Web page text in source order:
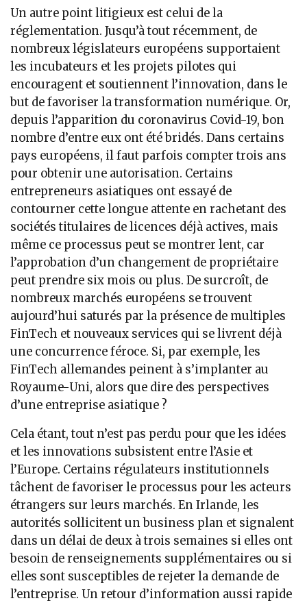
Un autre point litigieux est celui de la
réglementation. Jusqu’à tout récemment, de
nombreux législateurs européens supportaient
les incubateurs et les projets pilotes qui
encouragent et soutiennent l’innovation, dans le
but de favoriser la transformation numérique. Or,
depuis l’apparition du coronavirus Covid-19, bon
nombre d’entre eux ont été bridés. Dans certains
pays européens, il faut parfois compter trois ans
pour obtenir une autorisation. Certains
entrepreneurs asiatiques ont essayé de
contourner cette longue attente en rachetant des
sociétés titulaires de licences déjà actives, mais
même ce processus peut se montrer lent, car
l’approbation d’un changement de propriétaire
peut prendre six mois ou plus. De surcroît, de
nombreux marchés européens se trouvent
aujourd’hui saturés par la présence de multiples
FinTech et nouveaux services qui se livrent déjà
une concurrence féroce. Si, par exemple, les
FinTech allemandes peinent à s’implanter au
Royaume-Uni, alors que dire des perspectives
d’une entreprise asiatique ?
Cela étant, tout n’est pas perdu pour que les idées
et les innovations subsistent entre l’Asie et
l’Europe. Certains régulateurs institutionnels
tâchent de favoriser le processus pour les acteurs
étrangers sur leurs marchés. En Irlande, les
autorités sollicitent un business plan et signalent
dans un délai de deux à trois semaines si elles ont
besoin de renseignements supplémentaires ou si
elles sont susceptibles de rejeter la demande de
l’entreprise. Un retour d’information aussi rapide